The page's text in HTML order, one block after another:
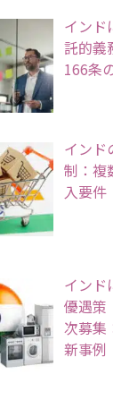
インド
託的義
166条
インド
制：複
入要件
インド
優遇策
次募集
新事例